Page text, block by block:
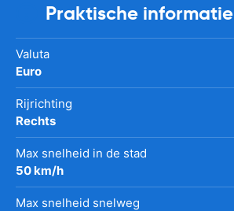
Praktische informatie
Valuta
Euro
Rijrichting
Rechts
Max snelheid in de stad
50 km/h
Max snelheid snelweg